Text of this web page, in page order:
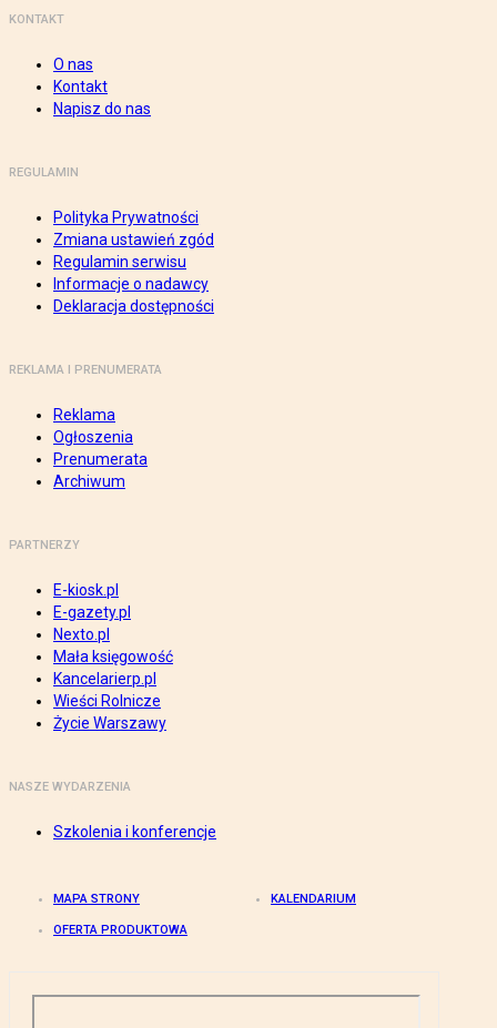
KONTAKT
O nas
Kontakt
Napisz do nas
REGULAMIN
Polityka Prywatności
Zmiana ustawień zgód
Regulamin serwisu
Informacje o nadawcy
Deklaracja dostępności
REKLAMA I PRENUMERATA
Reklama
Ogłoszenia
Prenumerata
Archiwum
PARTNERZY
E-kiosk.pl
E-gazety.pl
Nexto.pl
Mała księgowość
Kancelarierp.pl
Wieści Rolnicze
Życie Warszawy
NASZE WYDARZENIA
Szkolenia i konferencje
MAPA STRONY KALENDARIUM
OFERTA PRODUKTOWA